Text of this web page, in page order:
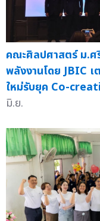
คณะศิลปศาสตร์ ม.ศ
พลังงานโดย JBIC
ใหม่รับยุค Co-
มิ.ย.